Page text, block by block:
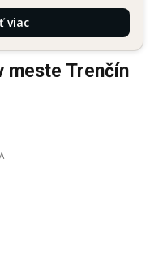
viac
meste Trenčín